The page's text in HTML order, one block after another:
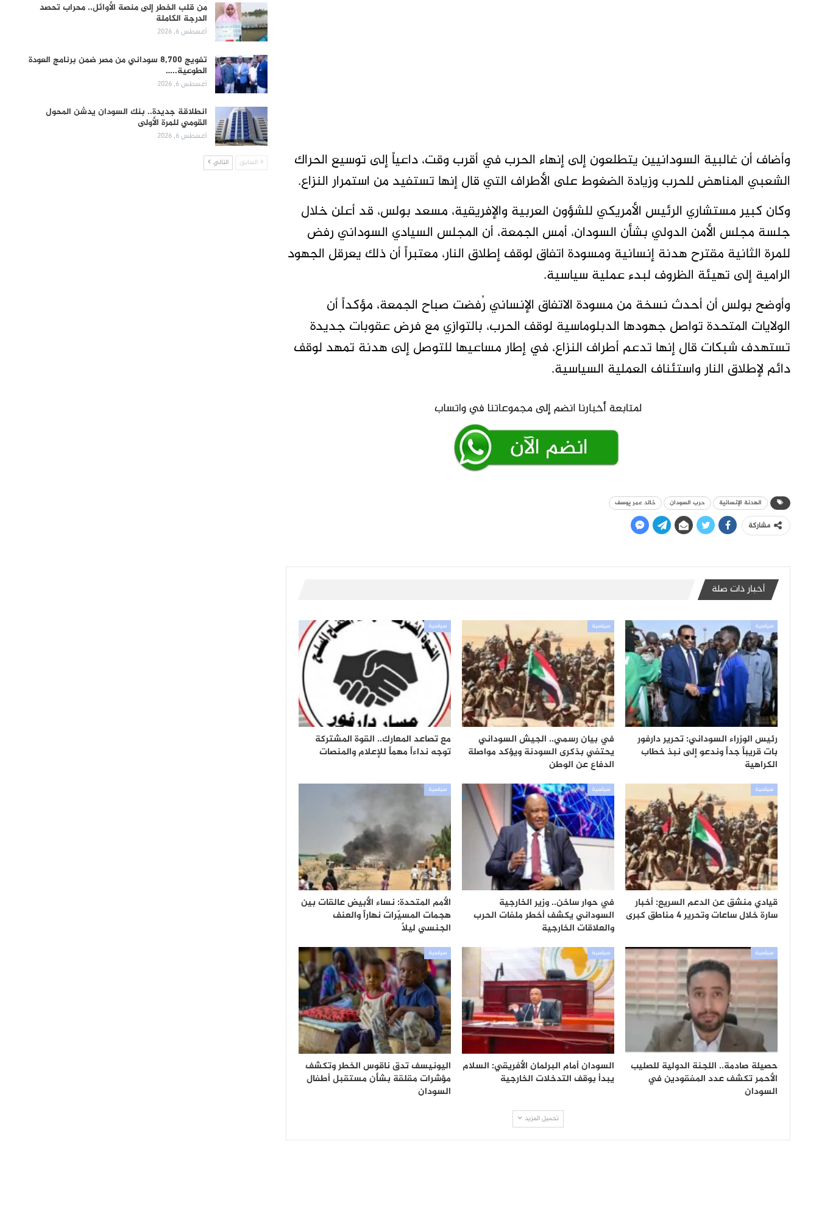
وأضاف أن غالبية السودانيين يتطلعون إلى إنهاء الحرب في أقرب وقت، داعياً إلى توسيع الحراك
الشعبي المناهض للحرب وزيادة الضغوط على الأطراف التي قال إنها تستفيد من استمرار النزاع.
وكان كبير مستشاري الرئيس الأمريكي للشؤون العربية والإفريقية، مسعد بولس، قد أعلن خلال
جلسة مجلس الأمن الدولي بشأن السودان، أمس الجمعة، أن المجلس السيادي السوداني رفض
للمرة الثانية مقترح هدنة إنسانية ومسودة اتفاق لوقف إطلاق النار، معتبراً أن ذلك يعرقل الجهود
الرامية إلى تهيئة الظروف لبدء عملية سياسية.
وأوضح بولس أن أحدث نسخة من مسودة الاتفاق الإنساني رُفضت صباح الجمعة، مؤكداً أن
الولايات المتحدة تواصل جهودها الدبلوماسية لوقف الحرب، بالتوازي مع فرض عقوبات جديدة
تستهدف شبكات قال إنها تدعم أطراف النزاع، في إطار مساعيها للتوصل إلى هدنة تمهد لوقف
دائم لإطلاق النار واستئناف العملية السياسية.
الهدنة الإنسانية حرب السودان خالد عمر يوسف
مشاركة
أخبار ذات صلة
سياسية
رئيس الوزراء السوداني: تحرير دارفور
بات قريباً جداً وندعو إلى نبذ خطاب
الكراهية
سياسية
في بيان رسمي.. الجيش السوداني
يحتفي بذكرى السودنة ويؤكد مواصلة
الدفاع عن الوطن
سياسية
مع تصاعد المعارك.. القوة المشتركة
توجه نداءاً مهماً للإعلام والمنصات
سياسية
قيادي منشق عن الدعم السريع: أخبار
سارة خلال ساعات وتحرير 4 مناطق كبرى
سياسية
في حوار ساخن.. وزير الخارجية
السوداني يكشف أخطر ملفات الحرب
والعلاقات الخارجية
سياسية
الأمم المتحدة: نساء الأبيض عالقات بين
هجمات المسيّرات نهاراً والعنف
الجنسي ليلاً
سياسية
حصيلة صادمة.. اللجنة الدولية للصليب
الأحمر تكشف عدد المفقودين في
السودان
سياسية
السودان أمام البرلمان الأفريقي: السلام
يبدأ بوقف التدخلات الخارجية
سياسية
اليونيسف تدق ناقوس الخطر وتكشف
مؤشرات مقلقة بشأن مستقبل أطفال
السودان
تحميل المزيد
من قلب الخطر إلى منصة الأوائل.. محراب تحصد
الدرجة الكاملة
أغسطس 6, 2026
تفويج 8,700 سوداني من مصر ضمن برنامج العودة
الطوعية..…
أغسطس 6, 2026
انطلاقة جديدة.. بنك السودان يدشن المحول
القومي للمرة الأولى
أغسطس 6, 2026
السابق التالي